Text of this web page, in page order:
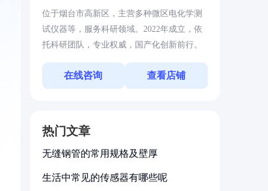
位于烟台市高新区，主营多种微区电化学测
试仪器等，服务科研领域。2022年成立，依
托科研团队，专业权威，国产化创新前行。
在线咨询 查看店铺
热门文章
无缝钢管的常用规格及壁厚
生活中常见的传感器有哪些呢